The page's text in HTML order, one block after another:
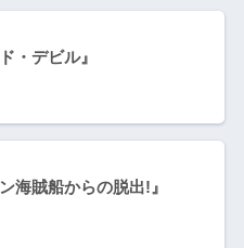
・デビル』
海賊船からの脱出!』